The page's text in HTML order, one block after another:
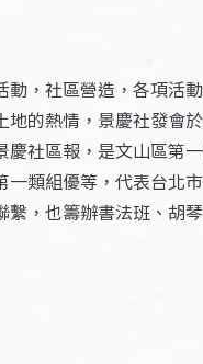
，社區營造，各項活
的熱情，景慶社發會
社區報，是文山區第
類組優等，代表台北
，也籌辦書法班、胡